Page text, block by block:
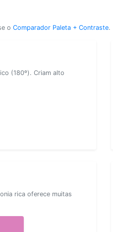
o Comparador Paleta + Contraste.
(180º). Criam alto
rica oferece muitas